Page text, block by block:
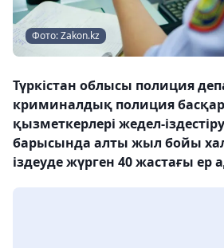
Фото: Zakon.kz
Түркістан облысы полиция
криминалдық полиция
қызметкерлері жедел-
барысында алты жыл бойы
іздеуде жүрген 40 жастағы